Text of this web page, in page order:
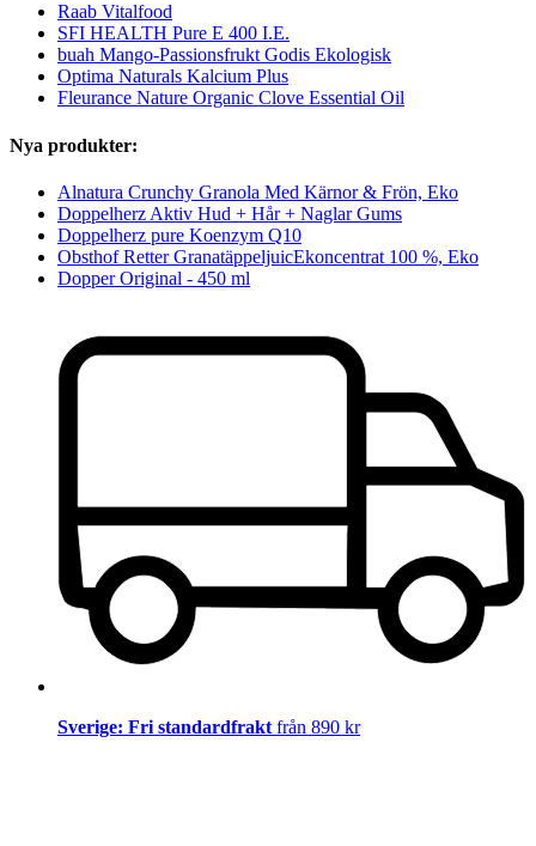
Raab Vitalfood
SFI HEALTH Pure E 400 I.E.
buah Mango-Passionsfrukt Godis Ekologisk
Optima Naturals Kalcium Plus
Fleurance Nature Organic Clove Essential Oil
Nya produkter:
Alnatura Crunchy Granola Med Kärnor & Frön, Eko
Doppelherz Aktiv Hud + Hår + Naglar Gums
Doppelherz pure Koenzym Q10
Obsthof Retter GranatäppeljuicEkoncentrat 100 %, Eko
Dopper Original - 450 ml
Sverige: Fri standardfraktfrån 890 kr